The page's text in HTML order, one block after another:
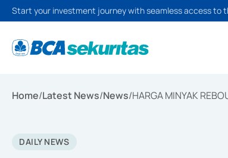
Start your investment journey with seamless access to
Home/Latest News/News/HARGA MINYAK
DAILY NEWS